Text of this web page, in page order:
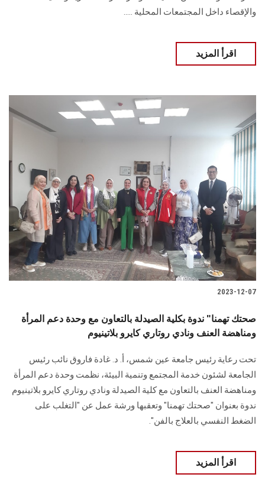
والإقصاء داخل المجتمعات المحلية .....
اقرأ المزيد
2023-12-07
صحتك تهمنا" ندوة بكلية الصيدلة بالتعاون مع وحدة دعم المرأة
ومناهضة العنف ونادي روتاري كايرو بلاتينيوم
تحت رعاية رئيس جامعة عين شمس، أ. د. غادة فاروق نائب رئيس
الجامعة لشئون خدمة المجتمع وتنمية البيئة، نظمت وحدة دعم المرأة
ومناهضة العنف بالتعاون مع كلية الصيدلة ونادي روتاري كايرو بلاتينيوم
ندوة بعنوان "صحتك تهمنا" وتعقبها ورشة عمل عن "التغلب على
الضغط النفسي بالعلاج بالفن".
اقرأ المزيد